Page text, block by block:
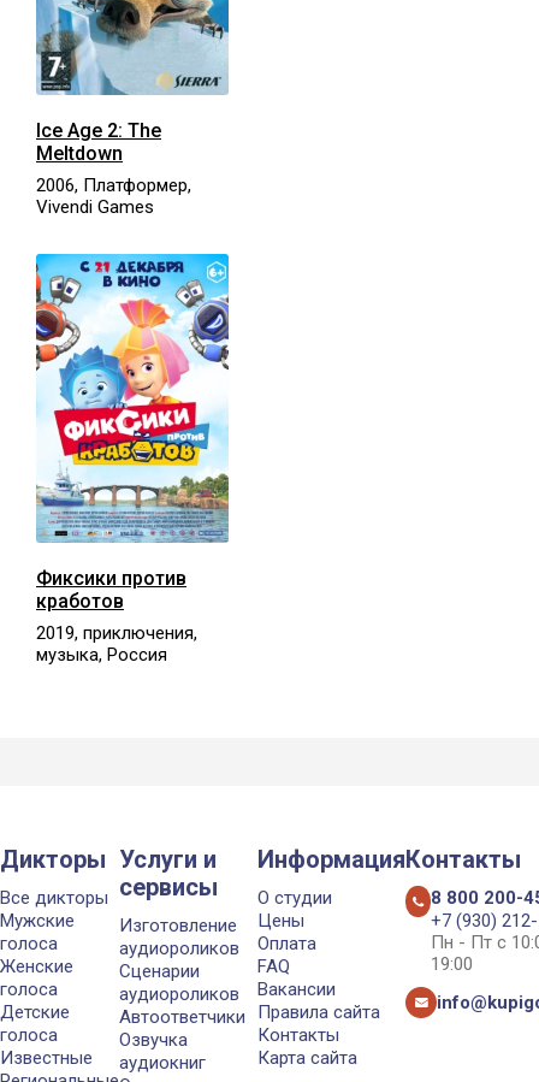
Ice Age 2: The
Meltdown
2006, Платформер,
Vivendi Games
Фиксики против
кработов
2019, приключения,
музыка, Россия
Дикторы
Все дикторы
Мужские
голоса
Женские
голоса
Детские
голоса
Известные
Услуги и
сервисы
Изготовление
аудиороликов
Сценарии
аудиороликов
Автоответчики
Озвучка
аудиокниг
Информация
О студии
Цены
Оплата
FAQ
Вакансии
Правила сайта
Контакты
Карта сайта
Контакты
8 800 200-
+7 (930)
Пн - Пт с
19:00